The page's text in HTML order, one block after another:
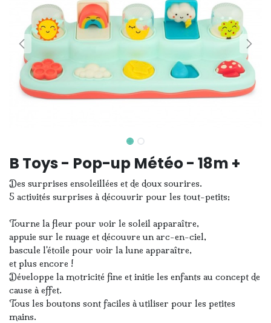
B Toys - Pop-up Météo - 18m +
Des surprises ensoleillées et de doux sourires.
5 activités surprises à découvrir pour les tout-petits;
Tourne la fleur pour voir le soleil apparaître,
appuie sur le nuage et découvre un arc-en-ciel,
bascule l'étoile pour voir la lune apparaître,
et plus encore !
Développe la motricité fine et initie les enfants au concept de
cause à effet.
Tous les boutons sont faciles à utiliser pour les petites
mains.